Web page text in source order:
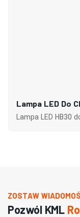
Lampa LED Do
Rozwiązanie
Lampa LED HB30
ZOSTAW
Pozwól KML